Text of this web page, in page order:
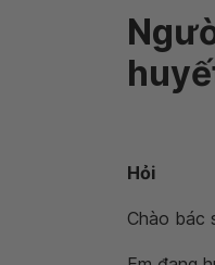
Hỏi
Chào bác